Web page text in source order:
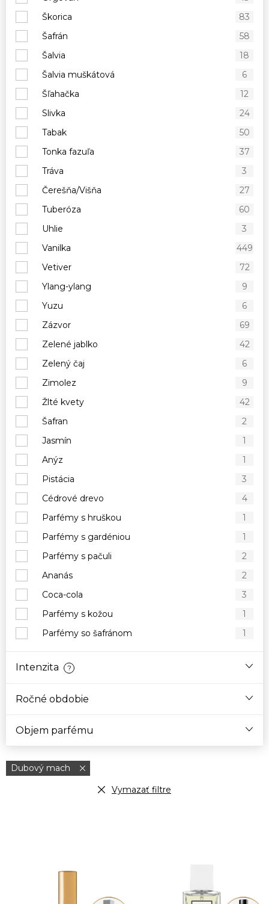
Škorica
83
Šafrán
58
Šalvia
18
Šalvia muškátová
6
Šľahačka
12
Slivka
24
Tabak
50
Tonka fazuľa
37
Tráva
3
Čerešňa/Višňa
27
Tuberóza
60
Uhlie
3
Vanilka
449
Vetiver
72
Ylang-ylang
9
Yuzu
6
Zázvor
69
Zelené jablko
42
Zelený čaj
6
Zimolez
9
Žlté kvety
42
Šafran
2
Jasmín
1
Anýz
1
Pistácia
3
Cédrové drevo
4
Parfémy s hruškou
1
Parfémy s gardéniou
1
Parfémy s pačuli
2
Ananás
2
Coca-cola
3
Parfémy s kožou
1
Parfémy so šafránom
1
Intenzita ?
Ročné obdobie
Objem parfému
Dubový mach
Vymazať filtre